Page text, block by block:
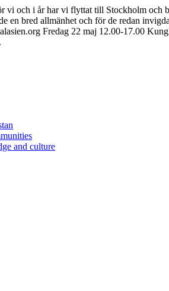
och i år har vi flyttat till Stockholm och
bred allmänhet och för de redan
Fredag 22 maj 12.00-17.00
and culture